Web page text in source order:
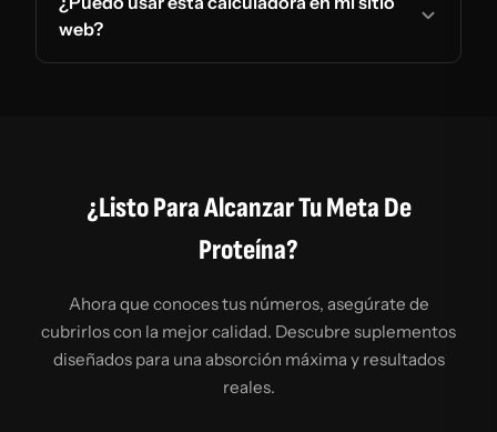
web?
¿Listo Para Alcanzar Tu Meta De
Proteína?
Ahora que conoces tus números, asegúrate de
cubrirlos con la mejor calidad. Descubre suplementos
diseñados para una absorción máxima y resultados
reales.